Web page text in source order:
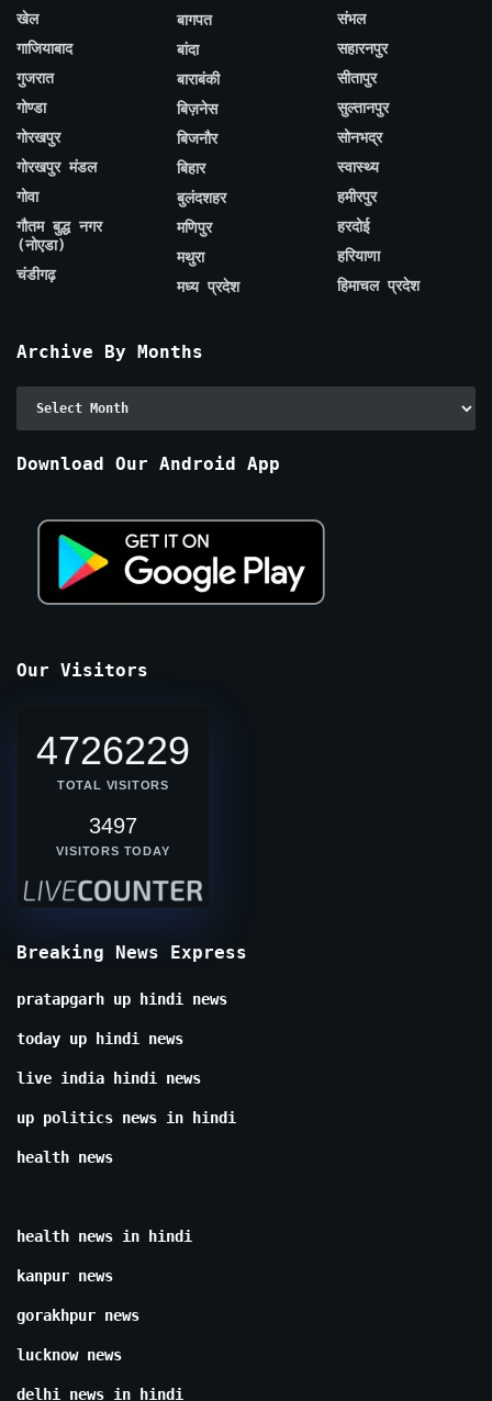
खेल
गाजियाबाद
गुजरात
गोण्डा
गोरखपुर
गोरखपुर मंडल
गोवा
गौतम बुद्ध नगर
(नोएडा)
चंडीगढ़
बागपत
बांदा
बाराबंकी
बिज़नेस
बिजनौर
बिहार
बुलंदशहर
मणिपुर
मथुरा
मध्य प्रदेश
संभल
सहारनपुर
सीतापुर
सुल्तानपुर
सोनभद्र
स्वास्थ्य
हमीरपुर
हरदोई
हरियाणा
हिमाचल प्रदेश
Archive By Months
Download Our Android App
Our Visitors
4726229
TOTAL VISITORS
3497
VISITORS TODAY
Breaking News Express
pratapgarh up hindi news
today up hindi news
live india hindi news
up politics news in hindi
health news
health news in hindi
kanpur news
gorakhpur news
lucknow news
delhi news in hindi